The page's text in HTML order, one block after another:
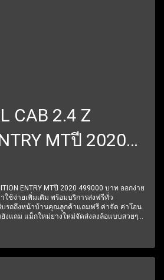
CAB 2.4 Z
MTปี 2020
ENTRY MTปี 2020 499000 บาท ออกง่าย
ใช้จ่ายเพิ่มเติม พร้อมบริการส่งฟรีทั่ว
บรถถึงหน้าบ้านคุณลูกค้าแถมฟรี ค่าจัด ค่าโอน
งแถม แม็กใหม่ยางใหม่จัดส่งลงล้อแบบสวยๆมี
ปี 60,000 โลฟรีบริการช่วยเหลือฉุกเฉินตลอด
รับประกันให้ทุกชิ้นส่วน มีรถให้เลือกมากกว่า